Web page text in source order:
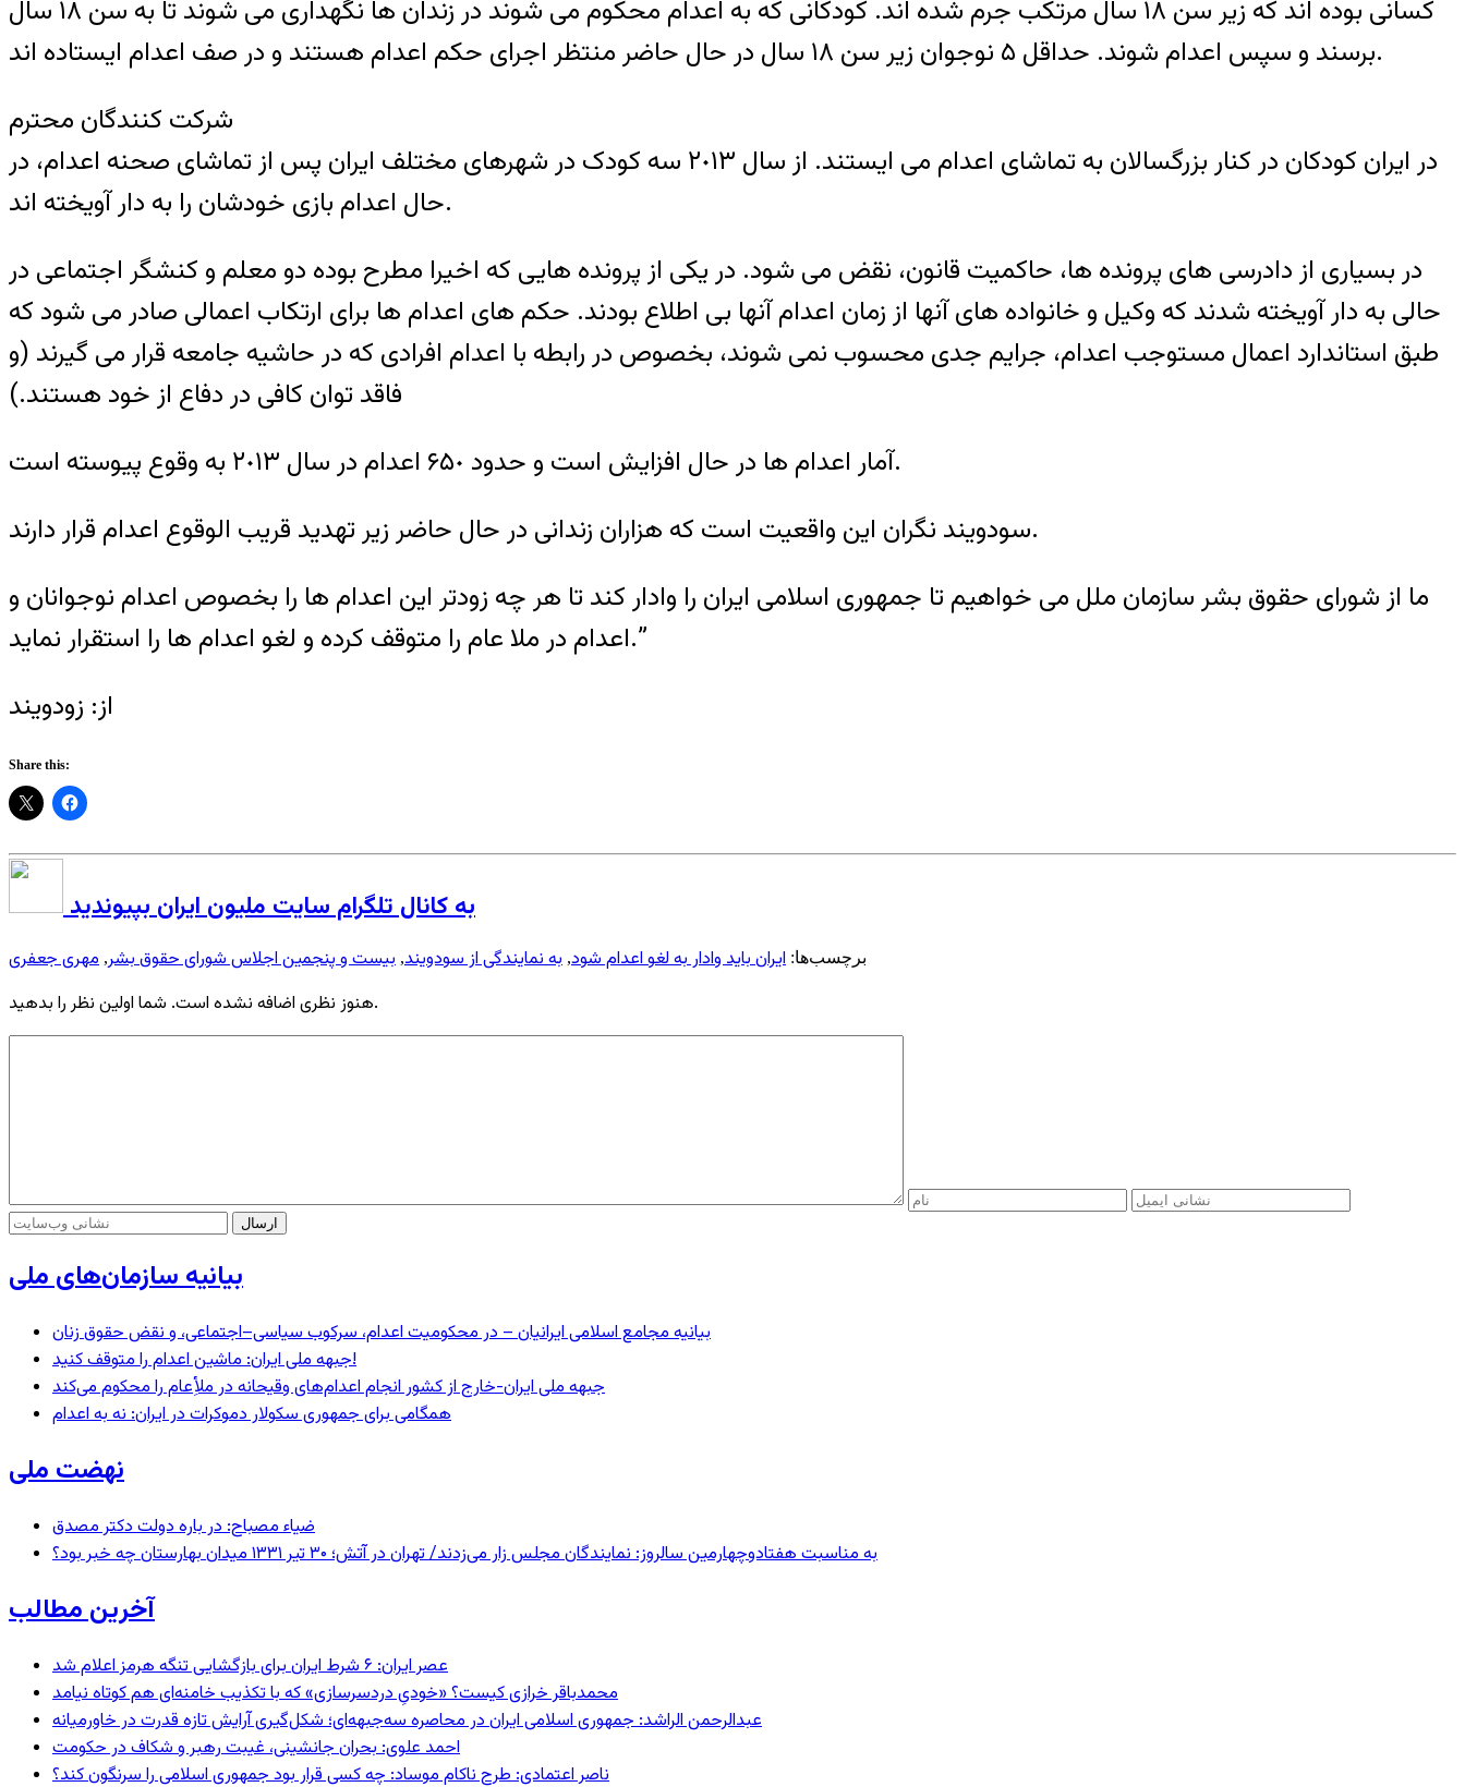
کسانى بوده اند که زير سن ١٨ سال مرتکب جرم شده اند. کودکانى که به اعدام محکوم مى شوند در زندان ها نگهدارى مى شوند تا به سن ١٨ سال
برسند و سپس اعدام شوند. حداقل ۵ نوجوان زير سن ١٨ سال در حال حاضر منتظر اجراى حکم اعدام هستند و در صف اعدام ايستاده اند.
شرکت کنندگان محترم
در ايران کودکان در کنار بزرگسالان به تماشاى اعدام مى ايستند. از سال ٢٠١٣ سه کودک در شهرهاى مختلف ايران پس از تماشاى صحنه اعدام، در
حال اعدام بازى خودشان را به دار آويخته اند.
در بسيارى از دادرسى هاى پرونده ها، حاکميت قانون، نقض مى شود. در يکى از پرونده هايى که اخيرا مطرح بوده دو معلم و کنشگر اجتماعى در
حالى به دار آويخته شدند که وکيل و خانواده هاى آنها از زمان اعدام آنها بى اطلاع بودند. حکم هاى اعدام ها براى ارتکاب اعمالى صادر مى شود که
طبق استاندارد اعمال مستوجب اعدام، جرايم جدى محسوب نمى شوند، بخصوص در رابطه با اعدام افرادى که در حاشيه جامعه قرار مى گيرند (و
فاقد توان کافى در دفاع از خود هستند.)
آمار اعدام ها در حال افزايش است و حدود ۶۵٠ اعدام در سال ٢٠١٣ به وقوع پيوسته است.
سودويند نگران اين واقعيت است که هزاران زندانى در حال حاضر زير تهديد قريب الوقوع اعدام قرار دارند.
ما از شوراى حقوق بشر سازمان ملل مى خواهيم تا جمهورى اسلامى ايران را وادار کند تا هر چه زودتر اين اعدام ها را بخصوص اعدام نوجوانان و
اعدام در ملا عام را متوقف کرده و لغو اعدام ها را استقرار نمايد.”
از: زودویند
Share this:
به کانال تلگرام سایت ملیون ایران بپیوندید
برچسب‌ها: ایران باید وادار به لغو اعدام شود, به نمایندگی از سودویند, بیست و پنجمین اجلاس شورای حقوق بشر, مهری جعفری
هنوز نظری اضافه نشده است. شما اولین نظر را بدهید.
بیانیه سازمان‌های ملی
بیانیه مجامع اسلامی ایرانیان – در محکومیت اعدام، سرکوب سیاسی–اجتماعی، و نقض حقوق زنان
جبهه ملی ایران: ماشین اعدام را متوقف کنید!
جبهه ملی ایران-خارج از کشور انجام اعدام‌های وقیحانه در ملأِعام را محکوم می‌کند
همگامی برای جمهوری سکولار دموکرات در ایران: نه به اعدام
نهضت ملی
ضیاء مصباح: در باره دولت دکتر مصدق
به مناسبت هفتادوچهارمین سالروز: نمایندگان مجلس زار می‌زدند/ تهران در آتش؛ ۳۰ تیر ۱۳۳۱ میدان بهارستان چه خبر بود؟
آخرین مطالب
عصر ایران: ۶ شرط ایران برای بازگشایی تنگه هرمز اعلام شد
محمدباقر خرازی کیست؟ «خودیِ دردسرسازی» که با تکذیب خامنه‌ای هم کوتاه نیامد
عبدالرحمن الراشد: جمهوری اسلامی ایران در محاصره سه‌جبهه‌ای؛ شکل‌گیری آرایش تازه قدرت در خاورمیانه
احمد علوی: بحران جانشینی، غیبت رهبر و شکاف در حکومت
ناصر اعتمادی: طرح ناکام موساد: چه کسی قرار بود جمهوری اسلامی را سرنگون کند؟